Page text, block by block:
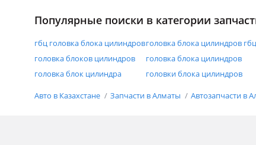
Популярные поиски в категории
гбц головка блока цилиндровголовка блока цилиндров гбц
головка блоков цилиндров
головка блока цилиндров
головка блок цилиндра
головки блока цилиндров
Авто в Казахстане Запчасти в Алматы Автозапчасти в